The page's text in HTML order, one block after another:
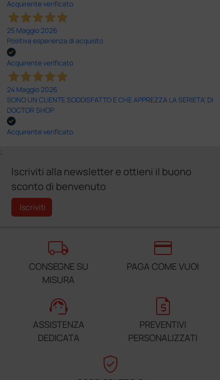
Acquirente verificato
25 Maggio 2026
Positiva esperienza di acquisto
Acquirente verificato
24 Maggio 2026
SONO UN CLIENTE SODDISFATTO E CHE APPREZZA LA SERIETA' DI
DOCTOR SHOP
Acquirente verificato
;
Iscriviti alla newsletter e ottieni il buono
sconto di benvenuto
Iscriviti
local_shipping
CONSEGNE SU
MISURA
credit_card
PAGA COME VUOI
support_agent
ASSISTENZA
DEDICATA
request_quote
PREVENTIVI
PERSONALIZZATI
verified_user